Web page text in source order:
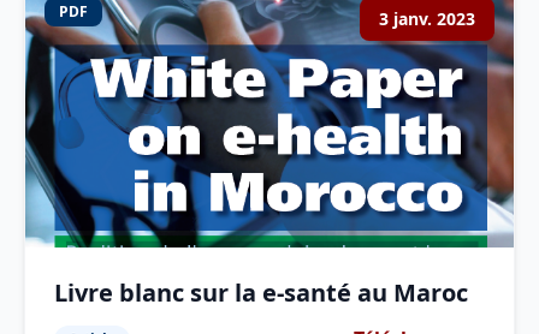
3 janv. 2023
PDF
Livre blanc sur la e-santé au Maroc